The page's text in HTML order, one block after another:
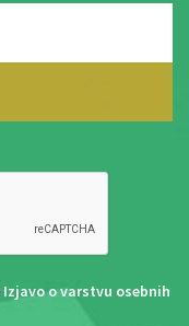
Izjavo o varstvu osebnih